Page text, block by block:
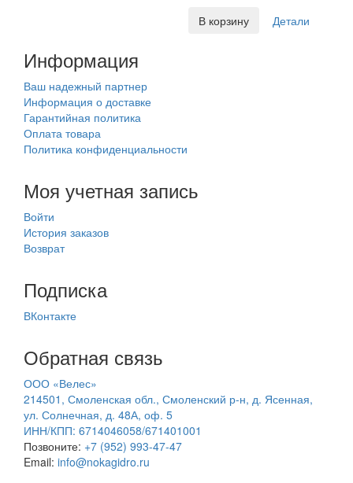
В корзину
Детали
Информация
Ваш надежный партнер
Информация о доставке
Гарантийная политика
Оплата товара
Политика конфиденциальности
Моя учетная запись
Войти
История заказов
Возврат
Подписка
ВКонтакте
Обратная связь
ООО «Велес»
214501, Смоленская обл., Смоленский р-н, д. Ясенная,
ул. Солнечная, д. 48А, оф. 5
ИНН/КПП: 6714046058/671401001
Позвоните: +7 (952) 993-47-47
Email: info@nokagidro.ru